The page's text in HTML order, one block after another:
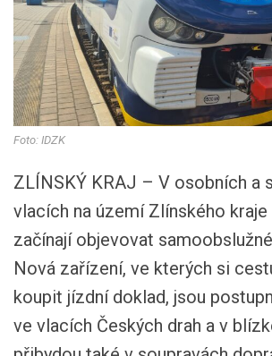
Foto: IDZK
ZLÍNSKÝ KRAJ – V osobních a
vlacích na území Zlínského
začínají objevovat
Nová zařízení, ve kterých si
koupit jízdní doklad, jsou
ve vlacích Českých drah a v